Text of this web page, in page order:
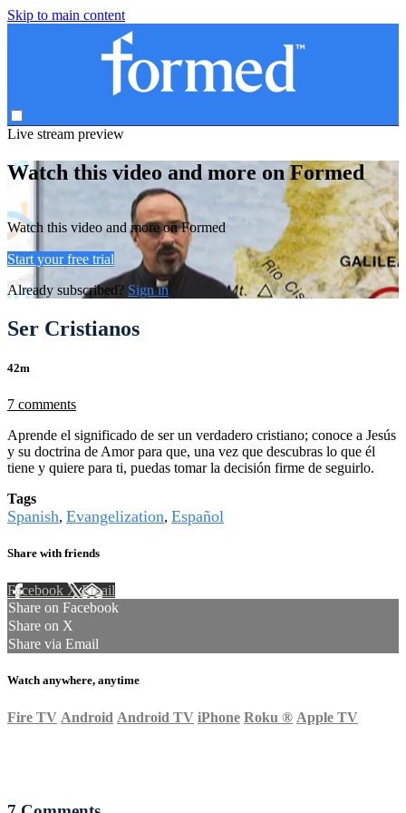
Skip to main content
Live stream preview
Watch this video and more on Formed
Watch this video and more on Formed
Start your free trial
Already subscribed? Sign in
Ser Cristianos
42m
7 comments
Aprende el significado de ser un verdadero cristiano; conoce a Jesús
y su doctrina de Amor para que, una vez que descubras lo que él
tiene y quiere para ti, puedas tomar la decisión firme de seguirlo.
Tags
Spanish, Evangelization, Español
Share with friends
Facebook XEmail
Share on Facebook
Share on X
Share via Email
Watch anywhere, anytime
Fire TV Android Android TV iPhone Roku ® Apple TV